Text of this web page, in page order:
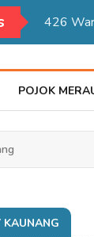
POJOK
KAUNANG